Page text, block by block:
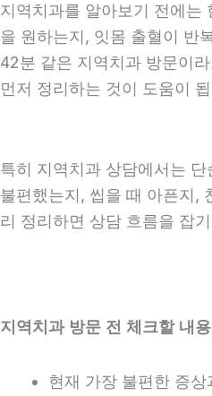
지역치과를 알아보기 전에는
을 원하는지, 잇몸 출혈이 반
42분 같은 지역치과 방문이
먼저 정리하는 것이 도움이
특히 지역치과 상담에서는
불편했는지, 씹을 때 아픈지,
리 정리하면 상담 흐름을 잡
지역치과 방문 전 체크할 내
현재 가장 불편한 증